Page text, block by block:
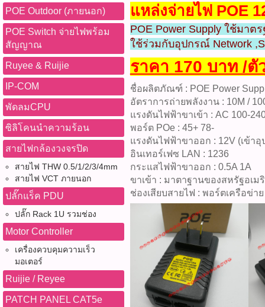
POE Outdoor (ภายนอก)
POE Switch จ่ายไฟพร้อม
สัญญาณ
Ruyee & Ruijie
IP-COM
พัดลมCPU
ซิลิโคนนำความร้อน
สายไฟกล้องวงจรปิด
สายไฟ THW 0.5/1/2/3/4mm
สายไฟ VCT ภายนอก
ปลั๊กแร็ค PDU
ปลั๊ก Rack 1U รวมช่อง
Motor Controller
เครื่องควบคุมความเร็ว
มอเตอร์
Ruijie / Reyee
PATCH PANEL CAT5e
แหล่งจ่ายไฟ POE
POE Power Supply ใช้มาต
ใช้ร่วมกับอุปกรณ์ Network
ราคา 170 บาท /ตั
ชื่อผลิตภัณฑ์ : POE Power
อัตราการถ่ายพลังงาน : 10M /
แรงดันไฟฟ้าขาเข้า : AC 100-
พอร์ต POe : 45+ 78-
แรงดันไฟฟ้าขาออก : 12V (เข้า
อินเทอร์เฟซ LAN : 1236
กระแสไฟฟ้าขาออก : 0.5A 1A
ขาเข้า : มาตาฐานของสหรัฐอเม
ช่องเสียบสายไฟ : พอร์ตเครือข่า